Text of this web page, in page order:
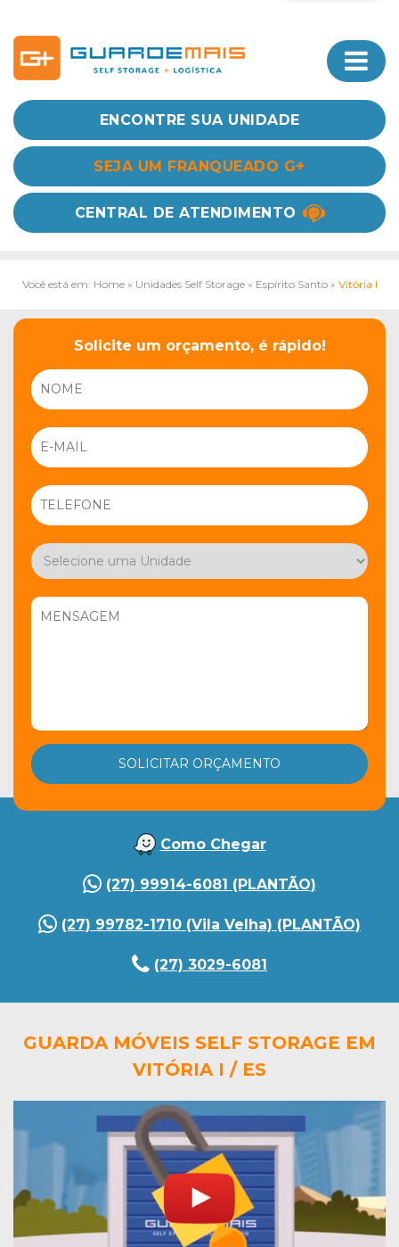
ENCONTRE SUA UNIDADE
SEJA UM FRANQUEADO G+
CENTRAL DE ATENDIMENTO
Você está em: Home» Unidades Self Storage» Espírito Santo» Vitória I
Solicite um orçamento, é rápido!
Como Chegar
(27) 99914-6081 (PLANTÃO)
(27) 99782-1710 (Vila Velha) (PLANTÃO)
(27) 3029-6081
GUARDA MÓVEIS SELF STORAGE EM
VITÓRIA I / ES